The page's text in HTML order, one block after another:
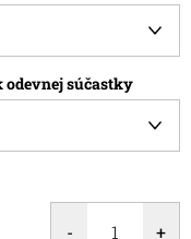
odevnej súčastky